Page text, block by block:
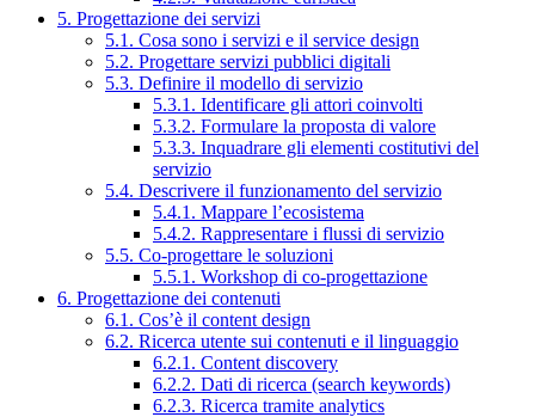
5. Progettazione dei servizi
5.1. Cosa sono i servizi e il service design
5.2. Progettare servizi pubblici digitali
5.3. Definire il modello di servizio
5.3.1. Identificare gli attori coinvolti
5.3.2. Formulare la proposta di valore
5.3.3. Inquadrare gli elementi costitutivi del
servizio
5.4. Descrivere il funzionamento del servizio
5.4.1. Mappare l’ecosistema
5.4.2. Rappresentare i flussi di servizio
5.5. Co-progettare le soluzioni
5.5.1. Workshop di co-progettazione
6. Progettazione dei contenuti
6.1. Cos’è il content design
6.2. Ricerca utente sui contenuti e il linguaggio
6.2.1. Content discovery
6.2.2. Dati di ricerca (search keywords)
6.2.3. Ricerca tramite analytics